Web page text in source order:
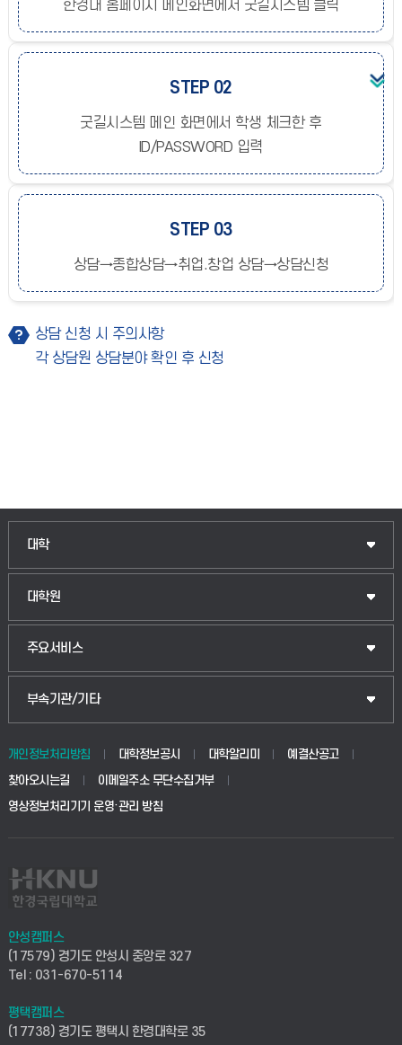
한경대 홈페이지 메인화면에서 굿길시스템 클릭
STEP 02
굿길시스템 메인 화면에서 학생 체크한 후
ID/PASSWORD 입력
STEP 03
상담→종합상담→취업.창업 상담→상담신청
상담 신청 시 주의사항
각 상담원 상담분야 확인 후 신청
대학
인문융합공공인재학부
법경영학부
생명공학부
사회안전시스템공학부
컴퓨터응용수학부
ICT로봇기계공학부
대학원
일반대학원
산업대학원
공공정책대학원
교육대학원
주요서비스
입학안내
웹메일
학사시스템(전문학사 및 전공심화)
사이버캠퍼스(전문학사 및 전공심화)
시설바로처리서비스
연구실안전관리시스템
산학연구관리시스템
부속기관/기타
중앙도서관
학생생활관(안성)
산학협력단
취업지원센터
창업지원센터
현장실습지원센터
개인정보처리방침 대학정보공시 대학알리미
예결산공고
찾아오시는길
이메일주소 무단수집거부
영상정보처리기기 운영·관리 방침
안성캠퍼스
(17579) 경기도 안성시 중앙로 327
Tel : 031-670-5114
평택캠퍼스
(17738) 경기도 평택시 한경대학로 35